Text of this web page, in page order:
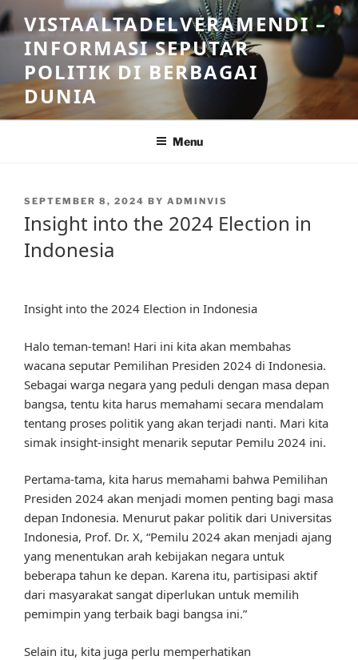
Skip
to
content
VISTAALTADELVERAMENDI –
INFORMASI SEPUTAR
POLITIK DI BERBAGAI
DUNIA
Menu
POSTED
SEPTEMBER 8, 2024 BY ADMINVIS
Insight into the 2024 Election in
Indonesia
Insight into the 2024 Election in Indonesia
Halo teman-teman! Hari ini kita akan membahas
wacana seputar Pemilihan Presiden 2024 di Indonesia.
Sebagai warga negara yang peduli dengan masa depan
bangsa, tentu kita harus memahami secara mendalam
tentang proses politik yang akan terjadi nanti. Mari kita
simak insight-insight menarik seputar Pemilu 2024 ini.
Pertama-tama, kita harus memahami bahwa Pemilihan
Presiden 2024 akan menjadi momen penting bagi masa
depan Indonesia. Menurut pakar politik dari Universitas
Indonesia, Prof. Dr. X, “Pemilu 2024 akan menjadi ajang
yang menentukan arah kebijakan negara untuk
beberapa tahun ke depan. Karena itu, partisipasi aktif
dari masyarakat sangat diperlukan untuk memilih
pemimpin yang terbaik bagi bangsa ini.”
Selain itu, kita juga perlu memperhatikan